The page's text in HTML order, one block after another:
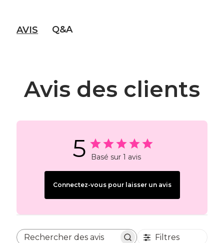
AVIS Q&A
Avis des clients
5 Basé sur 1 avis
Connectez-vous pour laisser un avis
Filtres